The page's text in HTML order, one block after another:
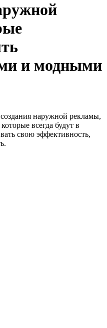
и модными
наружной рекламы,
всегда будут в
свою эффективность,